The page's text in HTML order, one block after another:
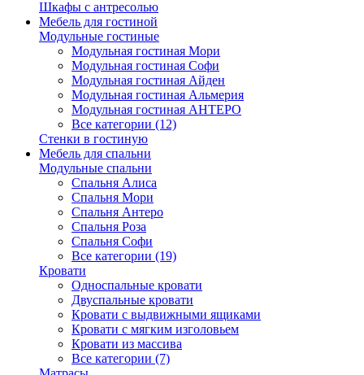
Шкафы с антресолью
Мебель для гостиной
Модульные гостиные
Модульная гостиная Мори
Модульная гостиная Софи
Модульная гостиная Айден
Модульная гостиная Альмерия
Модульная гостиная АНТЕРО
Все категории (12)
Стенки в гостиную
Мебель для спальни
Модульные спальни
Спальня Алиса
Спальня Мори
Спальня Антеро
Спальня Роза
Спальня Софи
Все категории (19)
Кровати
Односпальные кровати
Двуспальные кровати
Кровати с выдвижными ящиками
Кровати с мягким изголовьем
Кровати из массива
Все категории (7)